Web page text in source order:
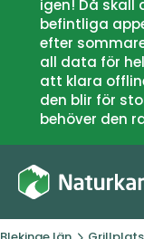
igen! Då skall
befintliga
efter
all data för
att klara
den blir för
behöver den